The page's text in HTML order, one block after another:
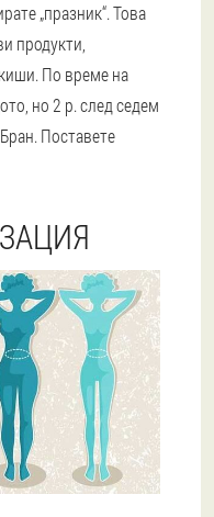
„празник“. Това
продукти,
По време на
но 2 p. след седем
Поставете